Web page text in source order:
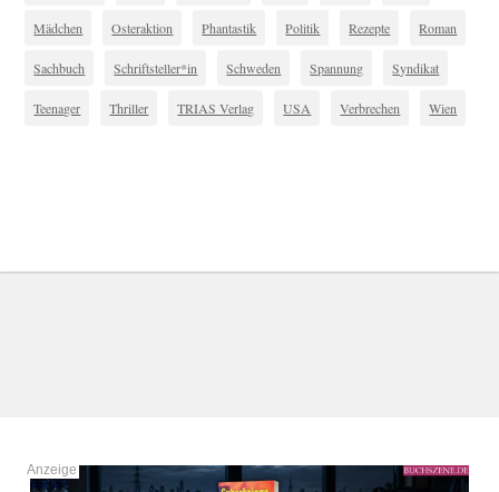
Mädchen Osteraktion Phantastik Politik Rezepte Roman
Sachbuch Schriftsteller*in Schweden Spannung Syndikat
Teenager Thriller TRIAS Verlag USA Verbrechen Wien